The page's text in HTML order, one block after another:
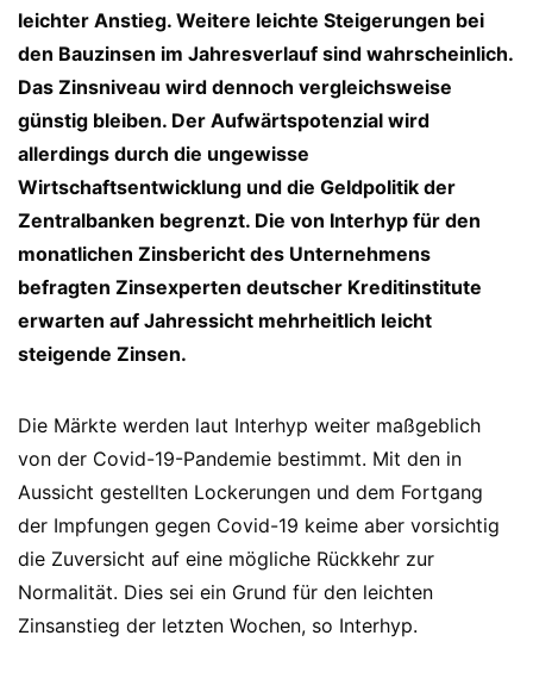
leichter Anstieg. Weitere leichte Steigerungen bei
den Bauzinsen im Jahresverlauf sind wahrscheinlich.
Das Zinsniveau wird dennoch vergleichsweise
günstig bleiben. Der Aufwärtspotenzial wird
allerdings durch die ungewisse
Wirtschaftsentwicklung und die Geldpolitik der
Zentralbanken begrenzt. Die von Interhyp für den
monatlichen Zinsbericht des Unternehmens
befragten Zinsexperten deutscher Kreditinstitute
erwarten auf Jahressicht mehrheitlich leicht
steigende Zinsen.
Die Märkte werden laut Interhyp weiter maßgeblich
von der Covid-19-Pandemie bestimmt. Mit den in
Aussicht gestellten Lockerungen und dem Fortgang
der Impfungen gegen Covid-19 keime aber vorsichtig
die Zuversicht auf eine mögliche Rückkehr zur
Normalität. Dies sei ein Grund für den leichten
Zinsanstieg der letzten Wochen, so Interhyp.